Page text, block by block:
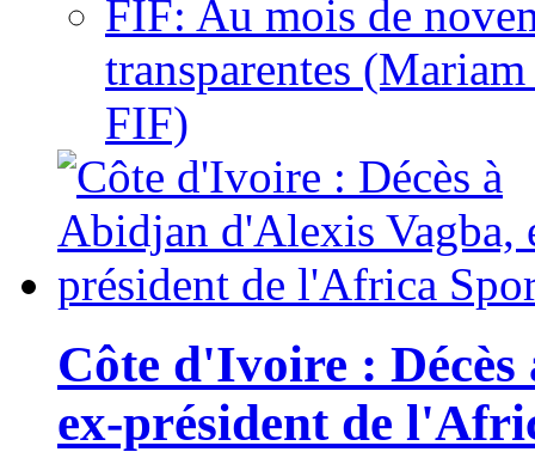
FIF: Au mois de
transparentes
FIF)
Côte d'Ivoire :
ex-président de